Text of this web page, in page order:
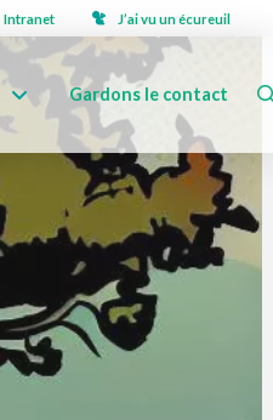
Intranet J’ai vu un écureuil
Gardons le contact